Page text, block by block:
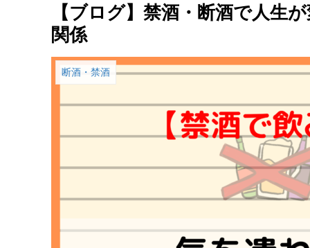
【ブログ】禁酒・断酒で人生
関係
断酒・禁酒